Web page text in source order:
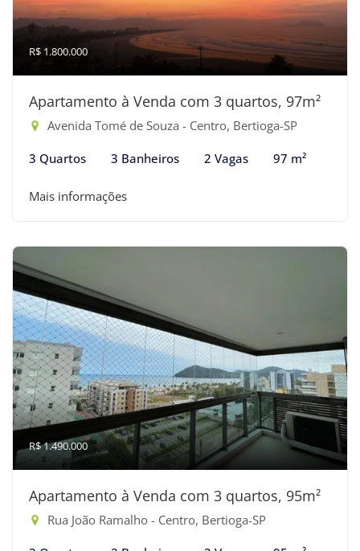
R$ 1.800.000
Apartamento à Venda com 3 quartos, 97m²
Avenida Tomé de Souza - Centro, Bertioga-SP
3 Quartos 3 Banheiros 2 Vagas 97 m²
Mais informações
R$ 1.490.000
Apartamento à Venda com 3 quartos, 95m²
Rua João Ramalho - Centro, Bertioga-SP